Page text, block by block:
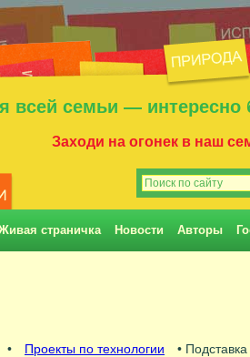
всей семьи — интересно
Заходи на огонек в наш
страничка Новости Авторы
• Проекты по технологии •